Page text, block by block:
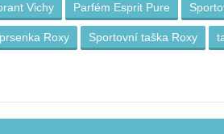
Vichy Parfém Esprit Pure
Roxy Sportovní taška Roxy